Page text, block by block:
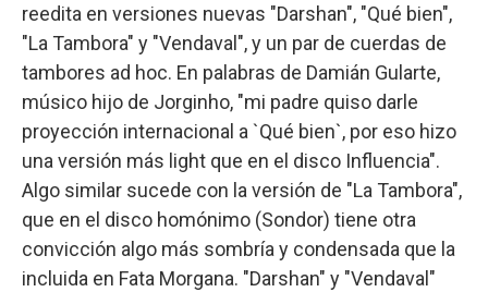
reedita en versiones nuevas "Darshan", "Qué bien",
"La Tambora" y "Vendaval", y un par de cuerdas de
tambores ad hoc. En palabras de Damián Gularte,
músico hijo de Jorginho, "mi padre quiso darle
proyección internacional a `Qué bien`, por eso hizo
una versión más light que en el disco Influencia".
Algo similar sucede con la versión de "La Tambora",
que en el disco homónimo (Sondor) tiene otra
convicción algo más sombría y condensada que la
incluida en Fata Morgana. "Darshan" y "Vendaval"